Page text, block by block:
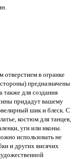
отверстием в огранке
предназначены
для создания
придадут вашему
шик и блеск. С
костюм для танцев,
уги или иконы.
использовать не
и других висячих